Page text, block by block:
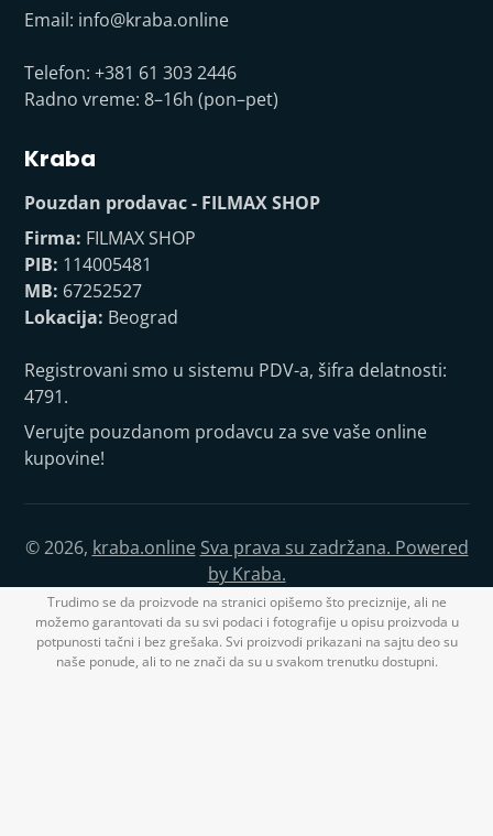
Email: info@kraba.online
Telefon: +381 61 303 2446
Radno vreme: 8–16h (pon–pet)
Kraba
Pouzdan prodavac - FILMAX SHOP
Firma: FILMAX SHOP
PIB: 114005481
MB: 67252527
Lokacija: Beograd
Registrovani smo u sistemu PDV-a, šifra delatnosti:
4791.
Verujte pouzdanom prodavcu za sve vaše online
kupovine!
© 2026, kraba.online Sva prava su zadržana. Powered
by Kraba.
Trudimo se da proizvode na stranici opišemo što preciznije, ali ne
možemo garantovati da su svi podaci i fotografije u opisu proizvoda u
potpunosti tačni i bez grešaka. Svi proizvodi prikazani na sajtu deo su
naše ponude, ali to ne znači da su u svakom trenutku dostupni.